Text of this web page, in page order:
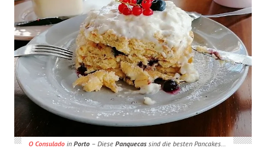
O Consuladoin Porto– Diese Panquecassind die besten Pancakes…